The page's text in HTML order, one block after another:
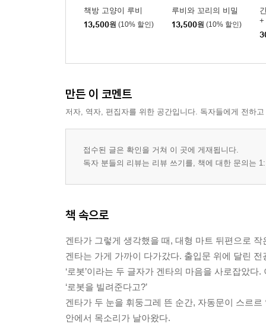
책방 고양이 루비
13,500원 (10% 할인)
루비와 꼬리의 비밀
13,500원 (10% 할인)
+
만든 이 코멘트
저자, 역자, 편집자를 위한 공간입니다. 독자들에게 전하
접수된 글은 확인을 거쳐 이 곳에 게재됩니다.
독자 분들의 리뷰는 리뷰 쓰기를, 책에 대한 문의는
책 속으로
겐타가 그렇게 생각했을 때, 대형 마트 뒤편으로
겐타는 가게 가까이 다가갔다. 출입문 위에 달린
‘로봇’이라는 두 글자가 겐타의 마음을 사로잡았다
‘로봇을 빌려준다고?’
겐타가 두 눈을 휘둥그레 뜬 순간, 자동문이 스르르
안에서 목소리가 날아왔다.